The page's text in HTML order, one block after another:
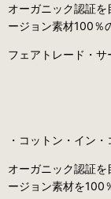
オーガニック認証
ージョン素材100％
フェアトレード・サ
・コットン・イン
オーガニック認証
ージョン素材を100